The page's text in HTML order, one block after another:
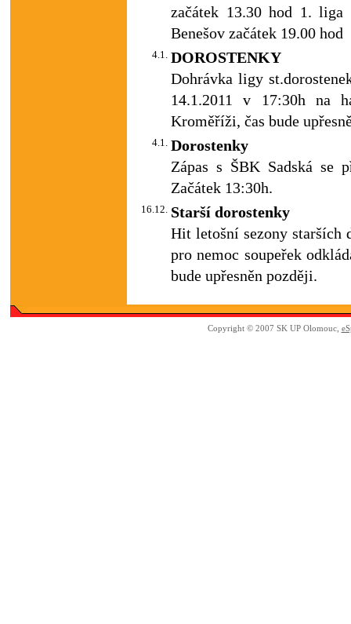
začátek 13.30 hod 1.
Benešov začátek 19.00 hod
4.1. DOROSTENKY
Dohrávka ligy
14.1.2011 v 17:30h na
Kroměříži, čas bude
4.1. Dorostenky
Zápas s ŠBK Sadská se
Začátek 13:30h.
16.12. Starší dorostenky
Hit letošní sezony starších
pro nemoc soupeřek
bude upřesněn později.
Copyright © 2007 SK UP Olomouc,